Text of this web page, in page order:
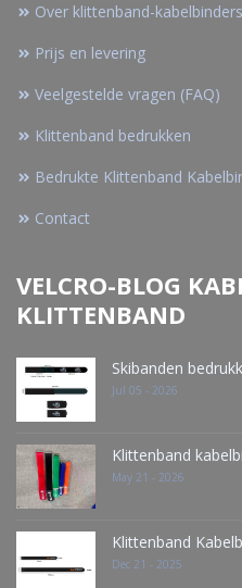
Over klittenband-
Prijs en levering
Veelgestelde vragen (FAQ)
Klittenband bedrukken
Bedrukte Klittenband
Contact
VELCRO-BLOG
KLITTENBAND
Skibanden
Jul 05 - 2026
Klittenband
May 21 - 2026
Klittenband
Dec 21 - 2025